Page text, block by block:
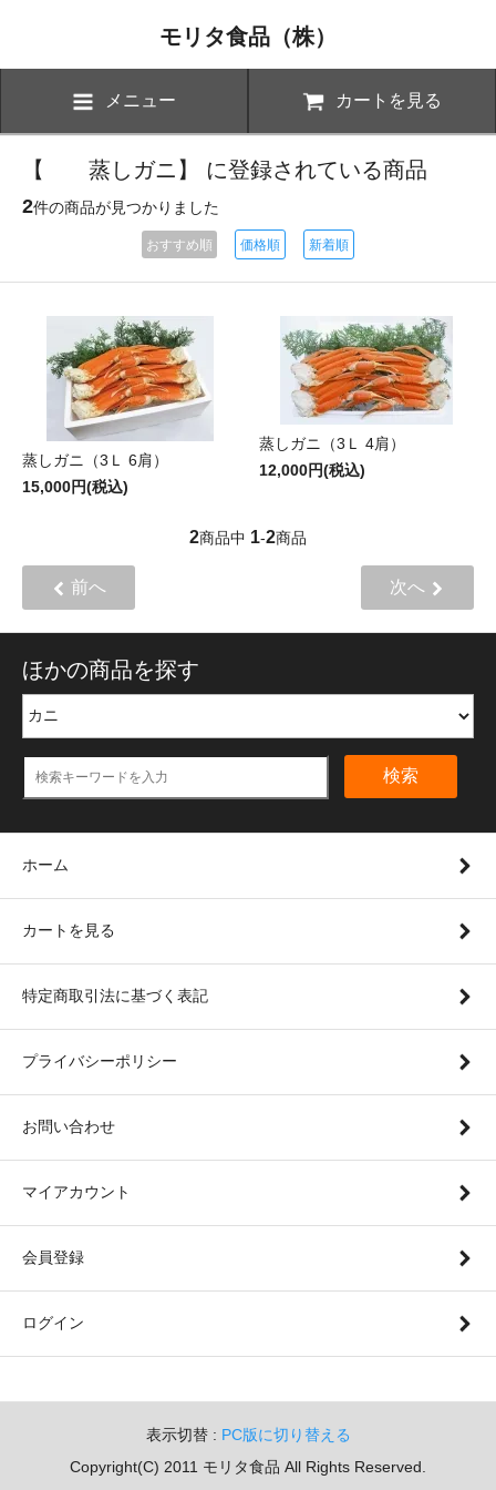
モリタ食品（株）
メニュー カートを見る
【 蒸しガニ】 に登録されている商品
2件の商品が見つかりました
おすすめ順 価格順 新着順
蒸しガニ（3Ｌ 6肩）
15,000円(税込)
蒸しガニ（3Ｌ 4肩）
12,000円(税込)
2商品中 1-2商品
前へ 次へ
ほかの商品を探す
検索
ホーム
カートを見る
特定商取引法に基づく表記
プライバシーポリシー
お問い合わせ
マイアカウント
会員登録
ログイン
表示切替 : PC版に切り替える
Copyright(C) 2011 モリタ食品 All Rights Reserved.